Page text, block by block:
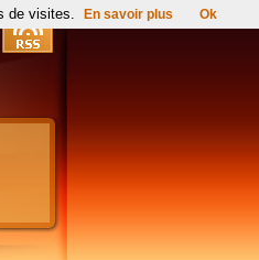
de visites. En savoir plus Ok